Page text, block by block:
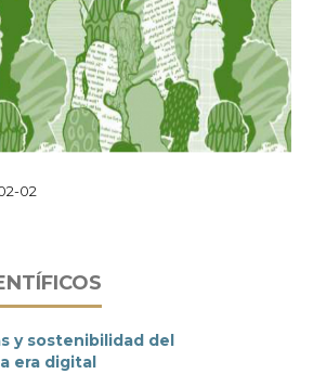
02
y sostenibilidad del
era digital